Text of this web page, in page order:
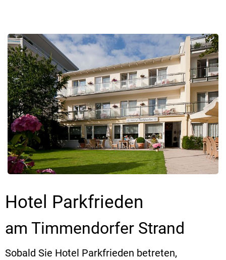
Hotel Parkfrieden
am Timmendorfer Strand
Sobald Sie Hotel Parkfrieden betreten,